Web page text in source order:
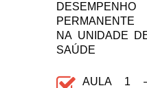
DESEMPENHO
PERMANENTE
NA UNIDADE
SAÚDE
AULA 1